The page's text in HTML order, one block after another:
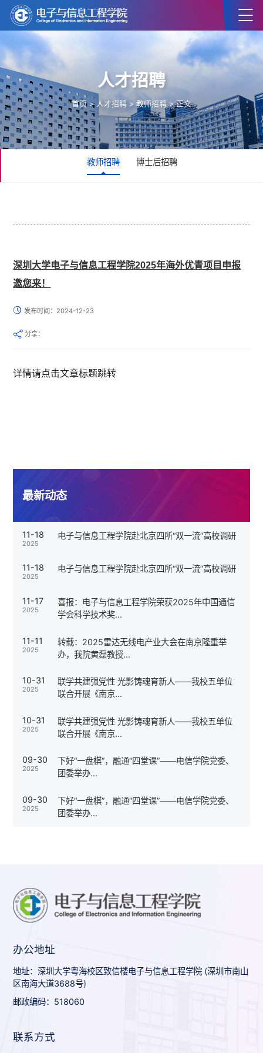
人才招聘
首页> 人才招聘 >教师招聘 > 正文
教师招聘 博士后招聘
深圳大学电子与信息工程学院2025年海外优青项目申报
邀您来！
发布时间：2024-12-23
分享：
详情请点击文章标题跳转
最新动态
11-18
2025
电子与信息工程学院赴北京四所“双一流”高校调研
11-18
2025
电子与信息工程学院赴北京四所“双一流”高校调研
11-17
2025
喜报：电子与信息工程学院荣获2025年中国通信
学会科学技术奖...
11-11
2025
转载：2025雷达无线电产业大会在南京隆重举
办，我院黄磊教授...
10-31
2025
联学共建强党性 光影铸魂育新人——我校五单位
联合开展《南京...
10-31
2025
联学共建强党性 光影铸魂育新人——我校五单位
联合开展《南京...
09-30
2025
下好“一盘棋”，融通“四堂课”——电信学院党委、
团委举办...
09-30
2025
下好“一盘棋”，融通“四堂课”——电信学院党委、
团委举办...
办公地址
地址：深圳大学粤海校区致信楼电子与信息工程学院 (深圳市南山
区南海大道3688号)
邮政编码：518060
联系方式